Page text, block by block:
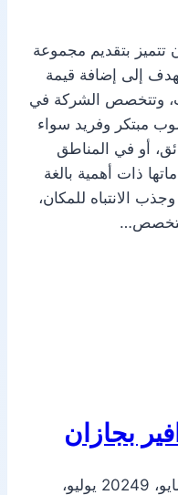
تتميز بتقديم مجموعة
إلى إضافة قيمة
وتتخصص الشركة في
مبتكر وفريد سواء
أو في المناطق
ذات أهمية بالغة
الانتباه للمكان،
بجازان
9 يوليو،